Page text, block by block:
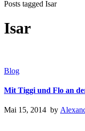
Posts tagged Isar
Isar
Blog
Mit Tiggi und Flo an
Mai 15, 2014 by